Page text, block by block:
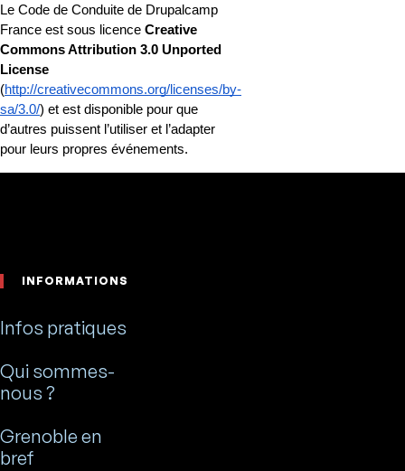
Le Code de Conduite de Drupalcamp
France est sous licence Creative
Commons Attribution 3.0 Unported
License
(http://creativecommons.org/licenses/by-
sa/3.0/) et est disponible pour que
d’autres puissent l’utiliser et l’adapter
pour leurs propres événements.
Footer
INFORMATIONS
Infos pratiques
Qui sommes-
nous ?
Grenoble en
bref